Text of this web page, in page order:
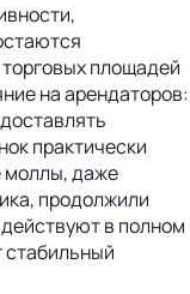
площадей
на арендаторов:
практически
моллы, даже
продолжили
в полном
стабильный